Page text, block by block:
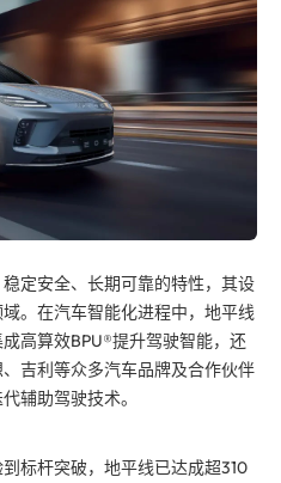
定安全、长期可靠的特性，其设
。在汽车智能化进程中，地平线
高算效BPU®提升驾驶智能，还
吉利等众多汽车品牌及合作伙伴
辅助驾驶技术。
标杆突破，地平线已达成超310